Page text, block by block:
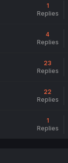
1
Replies
4
Replies
23
Replies
22
Replies
1
Replies